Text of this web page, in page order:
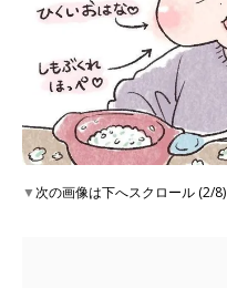
▼次の画像は下へスクロール (2/8)